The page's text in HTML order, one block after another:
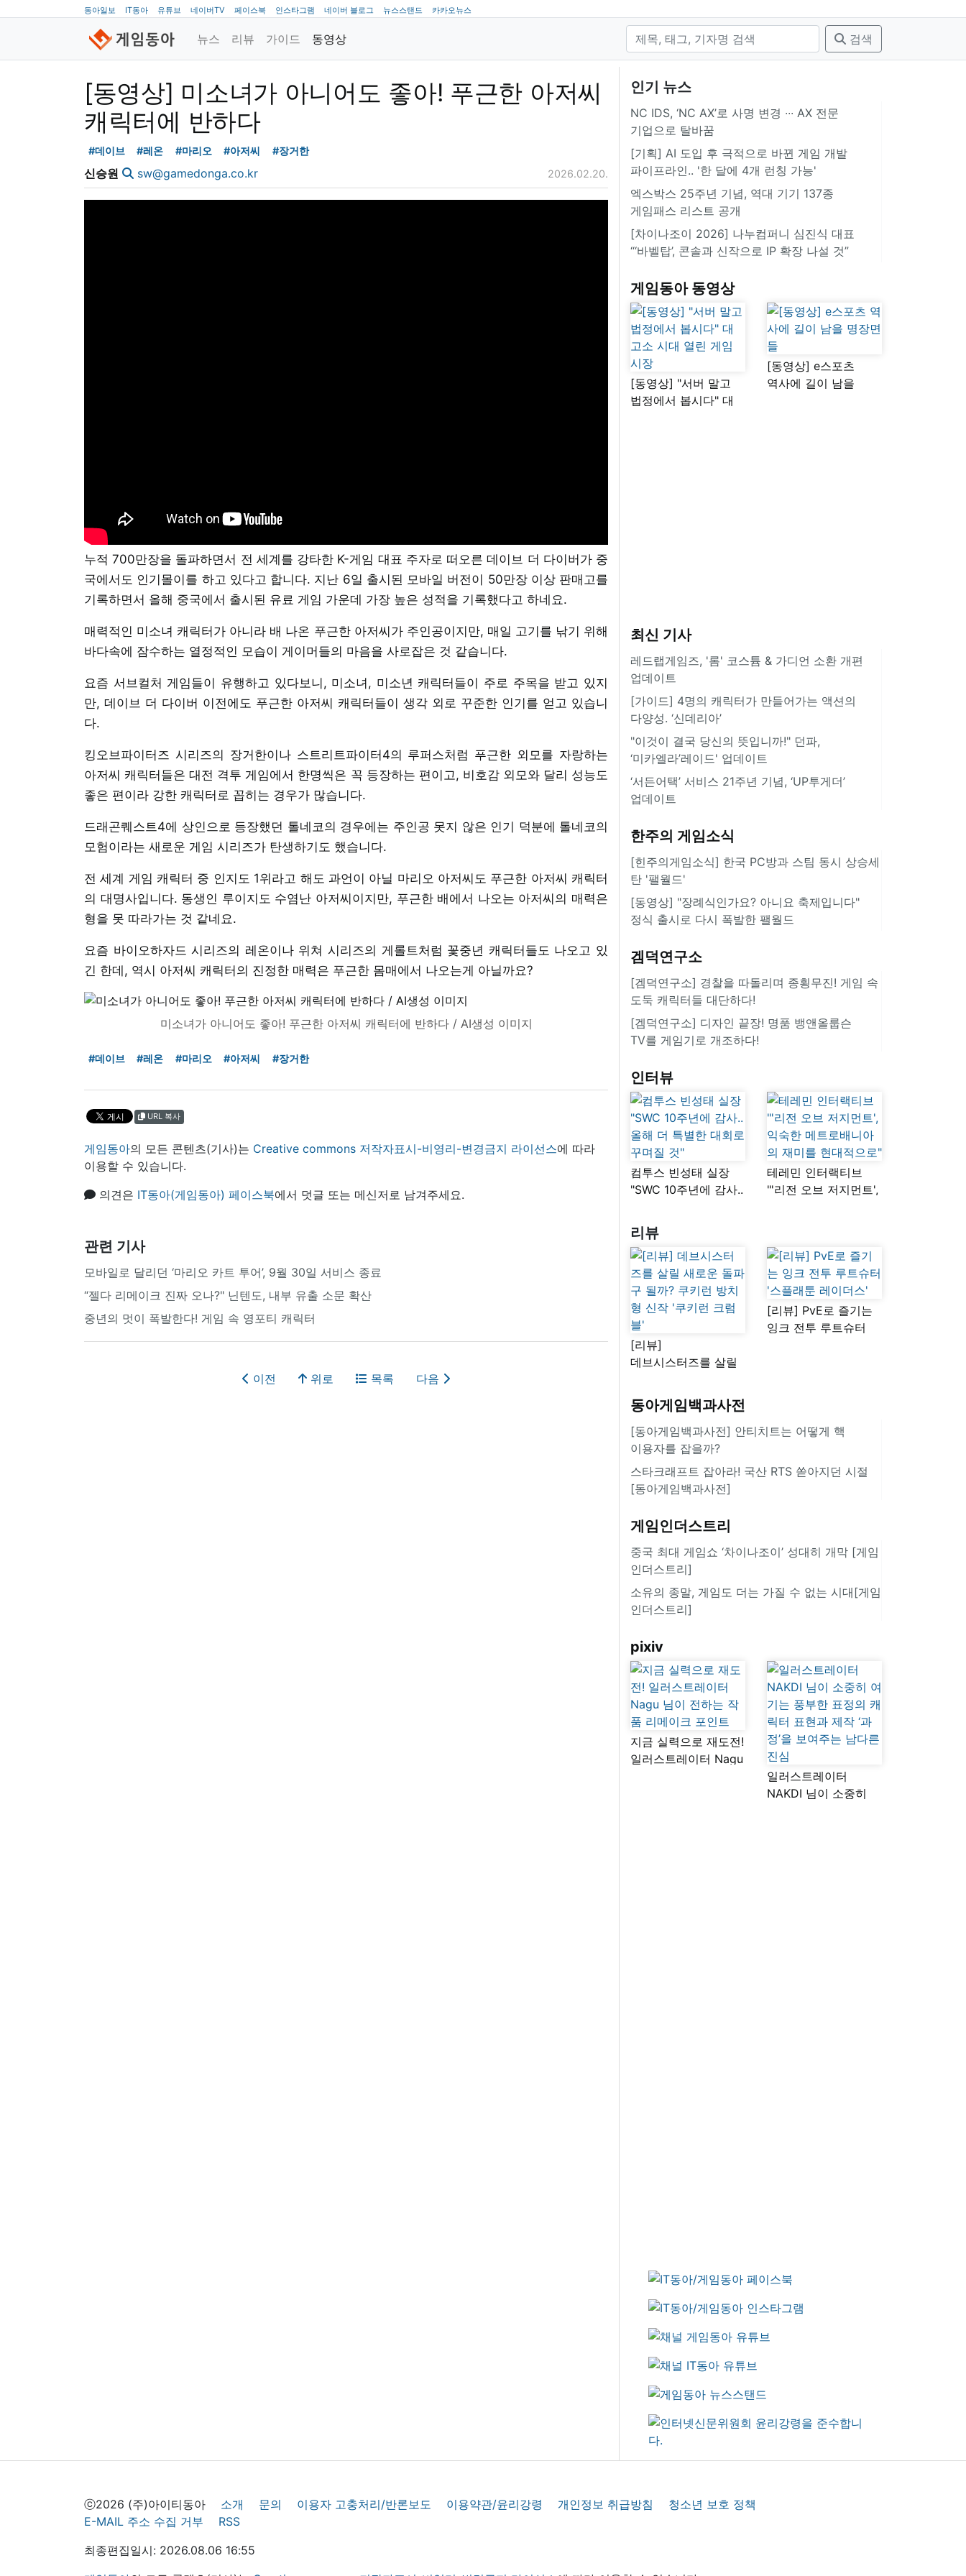
동아일보 IT동아 유튜브 네이버TV 페이스북 인스타그램 네이버 블로그 뉴스스탠드 카카오뉴스
뉴스 리뷰 가이드 동영상 검색
[동영상] 미소녀가 아니어도 좋아! 푸근한 아저씨
캐릭터에 반하다
#데이브 #레온 #마리오 #아저씨 #장거한
신승원 sw@gamedonga.co.kr 2026.02.20.
누적 700만장을 돌파하면서 전 세계를 강타한 K-게임 대표 주자로 떠오른 데이브 더 다이버가 중
국에서도 인기몰이를 하고 있다고 합니다. 지난 6일 출시된 모바일 버전이 50만장 이상 판매고를
기록하면서 올해 중국에서 출시된 유료 게임 가운데 가장 높은 성적을 기록했다고 하네요.
매력적인 미소녀 캐릭터가 아니라 배 나온 푸근한 아저씨가 주인공이지만, 매일 고기를 낚기 위해
바다속에 잠수하는 열정적인 모습이 게이머들의 마음을 사로잡은 것 같습니다.
요즘 서브컬처 게임들이 유행하고 있다보니, 미소녀, 미소년 캐릭터들이 주로 주목을 받고 있지
만, 데이브 더 다이버 이전에도 푸근한 아저씨 캐릭터들이 생각 외로 꾸준한 인기를 얻고 있습니
다.
킹오브파이터즈 시리즈의 장거한이나 스트리트파이터4의 루퍼스처럼 푸근한 외모를 자랑하는
아저씨 캐릭터들은 대전 격투 게임에서 한명씩은 꼭 등장하는 편이고, 비호감 외모와 달리 성능도
좋은 편이라 강한 캐릭터로 꼽히는 경우가 많습니다.
드래곤퀘스트4에 상인으로 등장했던 톨네코의 경우에는 주인공 못지 않은 인기 덕분에 톨네코의
모험이라는 새로운 게임 시리즈가 탄생하기도 했습니다.
전 세계 게임 캐릭터 중 인지도 1위라고 해도 과언이 아닐 마리오 아저씨도 푸근한 아저씨 캐릭터
의 대명사입니다. 동생인 루이지도 수염난 아저씨이지만, 푸근한 배에서 나오는 아저씨의 매력은
형을 못 따라가는 것 같네요.
요즘 바이오하자드 시리즈의 레온이나 위쳐 시리즈의 게롤트처럼 꽃중년 캐릭터들도 나오고 있
긴 한데, 역시 아저씨 캐릭터의 진정한 매력은 푸근한 몸매에서 나오는게 아닐까요?
미소녀가 아니어도 좋아! 푸근한 아저씨 캐릭터에 반하다 / AI생성 이미지
#데이브 #레온 #마리오 #아저씨 #장거한
URL 복사
게임동아의 모든 콘텐츠(기사)는 Creative commons 저작자표시-비영리-변경금지 라이선스에 따라
이용할 수 있습니다.
의견은 IT동아(게임동아) 페이스북에서 덧글 또는 메신저로 남겨주세요.
관련 기사
모바일로 달리던 ‘마리오 카트 투어’, 9월 30일 서비스 종료
“젤다 리메이크 진짜 오나?" 닌텐도, 내부 유출 소문 확산
중년의 멋이 폭발한다! 게임 속 영포티 캐릭터
이전 위로 목록 다음
인기 뉴스
NC IDS, ‘NC AX’로 사명 변경 ∙∙∙ AX 전문
기업으로 탈바꿈
[기획] AI 도입 후 극적으로 바뀐 게임 개발
파이프라인.. '한 달에 4개 런칭 가능'
엑스박스 25주년 기념, 역대 기기 137종
게임패스 리스트 공개
[차이나조이 2026] 나누컴퍼니 심진식 대표
“‘바벨탑’, 콘솔과 신작으로 IP 확장 나설 것”
게임동아 동영상
[동영상] "서버 말고
법정에서 봅시다" 대
[동영상] e스포츠
역사에 길이 남을
최신 기사
레드랩게임즈, '롬' 코스튬 & 가디언 소환 개편
업데이트
[가이드] 4명의 캐릭터가 만들어가는 액션의
다양성. ‘신데리아’
"이것이 결국 당신의 뜻입니까!" 던파,
‘미카엘라’레이드' 업데이트
‘서든어택’ 서비스 21주년 기념, ‘UP투게더’
업데이트
한주의 게임소식
[힌주의게임소식] 한국 PC방과 스팀 동시 상승세
탄 '팰월드'
[동영상] "장례식인가요? 아니요 축제입니다"
정식 출시로 다시 폭발한 팰월드
겜덕연구소
[겜덕연구소] 경찰을 따돌리며 종횡무진! 게임 속
도둑 캐릭터들 대단하다!
[겜덕연구소] 디자인 끝장! 명품 뱅앤올룹슨
TV를 게임기로 개조하다!
인터뷰
컴투스 빈성태 실장
"SWC 10주년에 감사..
꾸며질 것"
테레민 인터랙티브
"'리전 오브 저지먼트',
리뷰
[리뷰]
데브시스터즈를 살릴
쿠키런 방치형 신작
'쿠키런 크럼블'
[리뷰] PvE로 즐기는
잉크 전투 루트슈터
동아게임백과사전
[동아게임백과사전] 안티치트는 어떻게 핵
이용자를 잡을까?
스타크래프트 잡아라! 국산 RTS 쏟아지던 시절
[동아게임백과사전]
게임인더스트리
중국 최대 게임쇼 ‘차이나조이’ 성대히 개막 [게임
인더스트리]
소유의 종말, 게임도 더는 가질 수 없는 시대[게임
인더스트리]
pixiv
지금 실력으로 재도전!
일러스트레이터 Nagu
일러스트레이터
NAKDI 님이 소중히
ⓒ2026 (주)아이티동아 소개 문의 이용자 고충처리/반론보도 이용약관/윤리강령 개인정보 취급방침
청소년 보호 정책
E-MAIL 주소 수집 거부
RSS
최종편집일시: 2026.08.06 16:55